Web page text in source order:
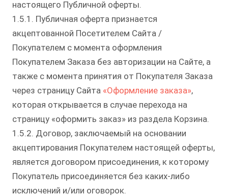
настоящего Публичной оферты.
1.5.1. Публичная оферта признается
акцептованной Посетителем Сайта /
Покупателем с момента оформления
Покупателем Заказа без авторизации на Сайте, а
также с момента принятия от Покупателя Заказа
через страницу Сайта «Оформление заказа»,
которая открывается в случае перехода на
страницу «оформить заказ» из раздела Корзина.
1.5.2. Договор, заключаемый на основании
акцептирования Покупателем настоящей оферты,
является договором присоединения, к которому
Покупатель присоединяется без каких-либо
исключений и/или оговорок.